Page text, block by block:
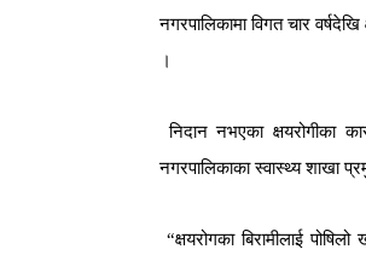
नगरपालिकामा विगत चार वर्षदेखि
।
निदान नभएका क्षयरोगीका
नगरपालिकाका स्वास्थ्य शाखा
“क्षयरोगका बिरामीलाई पोषिलो